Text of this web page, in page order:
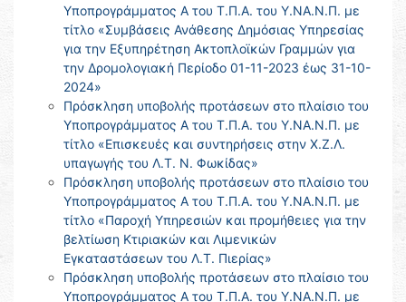
Υποπρογράμματος Α του Τ.Π.Α. του Υ.ΝΑ.Ν.Π. με
τίτλο «Συμβάσεις Ανάθεσης Δημόσιας Υπηρεσίας
για την Εξυπηρέτηση Ακτοπλοϊκών Γραμμών για
την Δρομολογιακή Περίοδο 01-11-2023 έως 31-10-
2024»
Πρόσκληση υποβολής προτάσεων στο πλαίσιο του
Υποπρογράμματος Α του Τ.Π.Α. του Υ.ΝΑ.Ν.Π. με
τίτλο «Επισκευές και συντηρήσεις στην Χ.Ζ.Λ.
υπαγωγής του Λ.Τ. Ν. Φωκίδας»
Πρόσκληση υποβολής προτάσεων στο πλαίσιο του
Υποπρογράμματος Α του Τ.Π.Α. του Υ.ΝΑ.Ν.Π. με
τίτλο «Παροχή Υπηρεσιών και προμήθειες για την
βελτίωση Κτιριακών και Λιμενικών
Εγκαταστάσεων του Λ.Τ. Πιερίας»
Πρόσκληση υποβολής προτάσεων στο πλαίσιο του
Υποπρογράμματος Α του Τ.Π.Α. του Υ.ΝΑ.Ν.Π. με